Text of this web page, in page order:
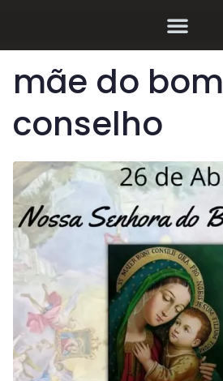
mãe do bom
conselho